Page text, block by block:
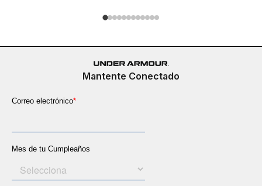
Mantente Conectado